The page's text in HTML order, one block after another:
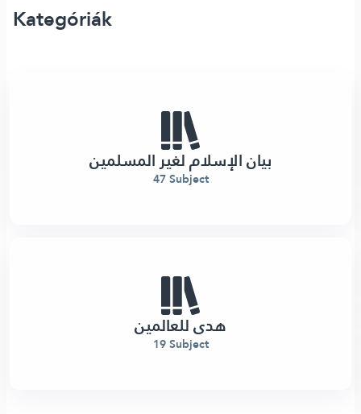
Kategóriák
بيان الإسلام لغير المسلمين
47 Subject
هدى للعالمين
19 Subject